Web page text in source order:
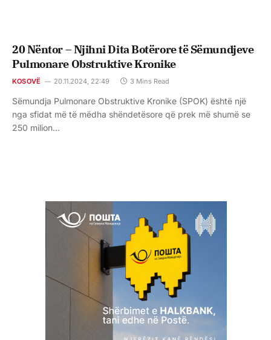
20 Nëntor – Njihni Dita Botërore të Sëmundjeve
Pulmonare Obstruktive Kronike
KOSOVË 20.11.2024, 22:49 3 Mins Read
Sëmundja Pulmonare Obstruktive Kronike (SPOK) është një
nga sfidat më të mëdha shëndetësore që prek më shumë se
250 milion…